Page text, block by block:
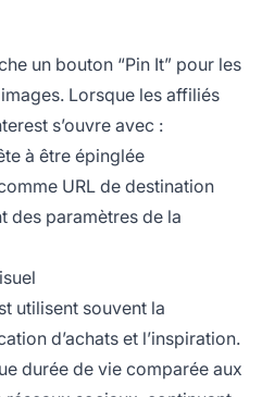
un bouton “Pin It” pour les
Lorsque les affiliés
s’ouvre avec :
à être épinglée
URL de destination
des paramètres de la
utilisent souvent la
d’achats et l’inspiration.
durée de vie comparée aux